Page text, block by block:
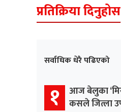
प्रतिक्रिया दिनुहोस
सर्वाधिक धेरै पढिएको
१
आज बेलुका
कसले जित्ला